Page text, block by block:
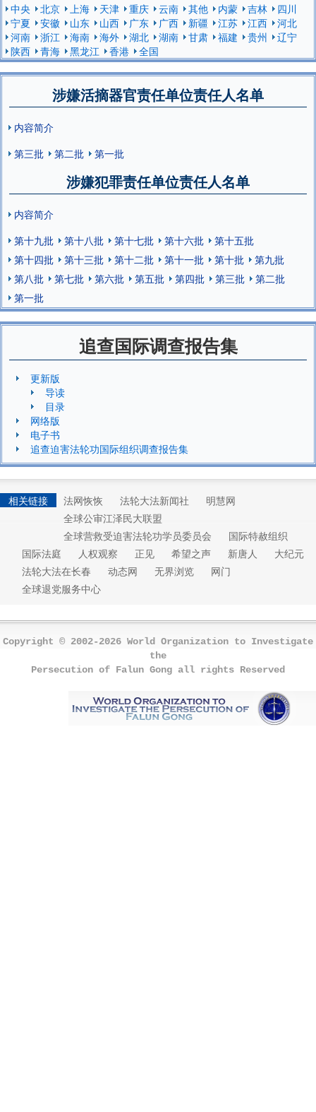
中央 北京 上海 天津 重庆 云南 其他 内蒙 吉林
四川
宁夏
安徽 山东 山西 广东 广西 新疆 江苏 江西
河北
河南
浙江 海南 海外 湖北 湖南 甘肃 福建 贵州
辽宁
陕西
青海 黑龙江 香港 全国
涉嫌活摘器官责任单位责任人名单
内容简介
第三批
第二批 第一批
涉嫌犯罪责任单位责任人名单
内容简介
第十九批
第十八批 第十七批 第十六批
第十五批
第十四批
第十三批 第十二批 第十一批 第十批
第九批
第八批
第七批 第六批 第五批 第四批 第三批
第二批
第一批
追查国际调查报告集
更新版
导读
目录
网络版
电子书
追查迫害法轮功国际组织调查报告集
相关链接 法网恢恢 法轮大法新闻社
明慧网
全球公审江泽民大联盟
全球营救受迫害法轮功学员委员会
国际特赦组织
国际法庭
人权观察 正见 希望之声 新唐人
大纪元
法轮大法在长春
动态网 无界浏览
网门
全球退党服务中心
Copyright © 2002-2026 World Organization to Investigate
the
Persecution of Falun Gong all rights Reserved